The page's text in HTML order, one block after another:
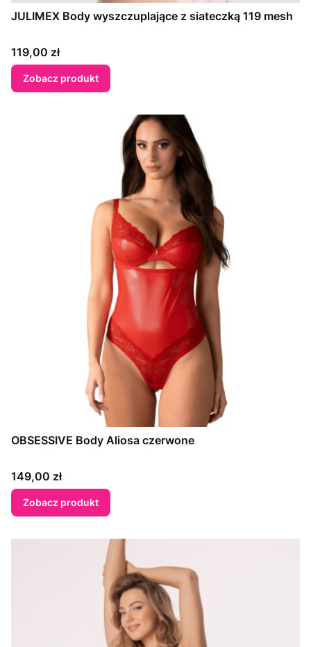
JULIMEX Body wyszczuplające z siateczką 119 mesh
Cena
119,00 zł
Zobacz produkt
OBSESSIVE Body Aliosa czerwone
Cena
149,00 zł
Zobacz produkt